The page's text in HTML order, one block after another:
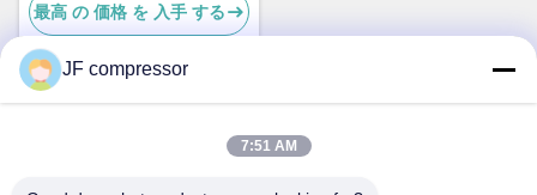
最高 の 価格 を 入手 する
JF compressor
7:51 AM